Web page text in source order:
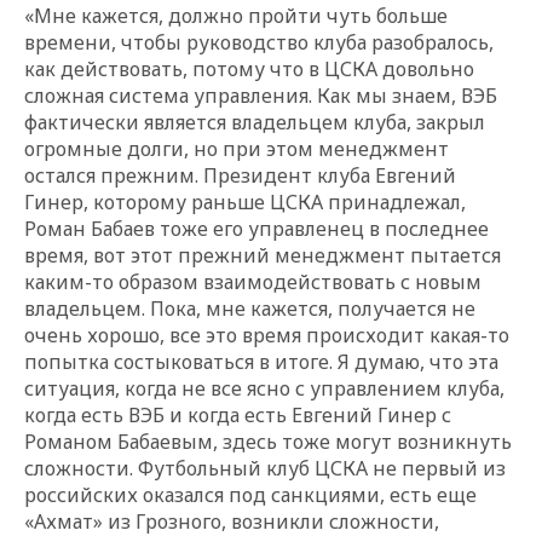
«Мне кажется, должно пройти чуть больше
времени, чтобы руководство клуба разобралось,
как действовать, потому что в ЦСКА довольно
сложная система управления. Как мы знаем, ВЭБ
фактически является владельцем клуба, закрыл
огромные долги, но при этом менеджмент
остался прежним. Президент клуба Евгений
Гинер, которому раньше ЦСКА принадлежал,
Роман Бабаев тоже его управленец в последнее
время, вот этот прежний менеджмент пытается
каким-то образом взаимодействовать с новым
владельцем. Пока, мне кажется, получается не
очень хорошо, все это время происходит какая-то
попытка состыковаться в итоге. Я думаю, что эта
ситуация, когда не все ясно с управлением клуба,
когда есть ВЭБ и когда есть Евгений Гинер с
Романом Бабаевым, здесь тоже могут возникнуть
сложности. Футбольный клуб ЦСКА не первый из
российских оказался под санкциями, есть еще
«Ахмат» из Грозного, возникли сложности,